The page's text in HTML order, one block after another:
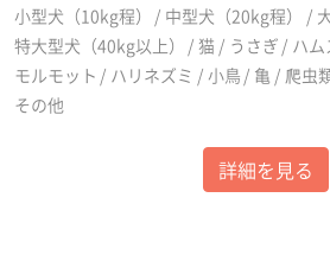
小型犬（10kg程）
中型犬（20kg程）
特大型犬（40kg以上）
猫 うさぎ ハム
モルモット
ハリネズミ 小鳥 亀 爬虫
その他
詳細を見る